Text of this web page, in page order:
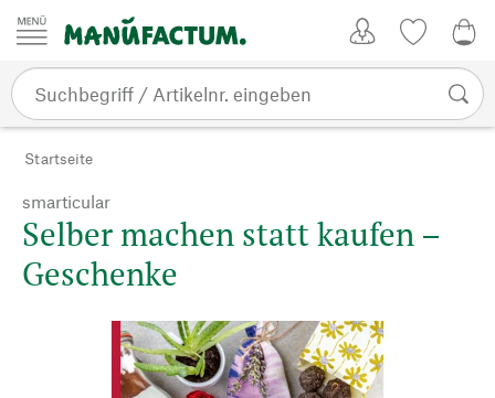
Zum Inhalt springen
Startseite
smarticular
Selber machen statt kaufen –
Geschenke